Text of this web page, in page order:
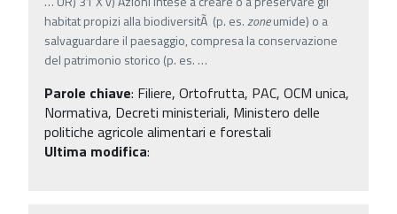
habitat propizi alla biodiversitÃ (p. es.zoneumide) o a
salvaguardare il paesaggio, compresa la conservazione
del patrimonio storico (p. es. …
Parole chiave: Filiere, Ortofrutta, PAC, OCM unica,
Normativa, Decreti ministeriali, Ministero delle
politiche agricole alimentari e forestali
Ultima modifica: